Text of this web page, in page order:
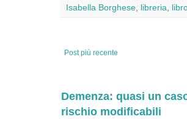
Isabella Borghese libreria
Post più recente
Demenza: quasi un
rischio modificabili